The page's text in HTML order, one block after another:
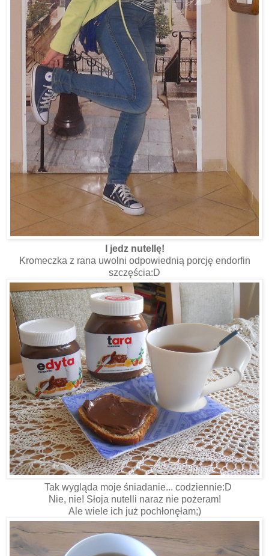
I jedz nutellę!
Kromeczka z rana uwolni odpowiednią porcję endorfin
szczęścia:D
Tak wygląda moje śniadanie... codziennie:D
Nie, nie! Słoja nutelli naraz nie pożeram!
Ale wiele ich już pochłonęłam;)